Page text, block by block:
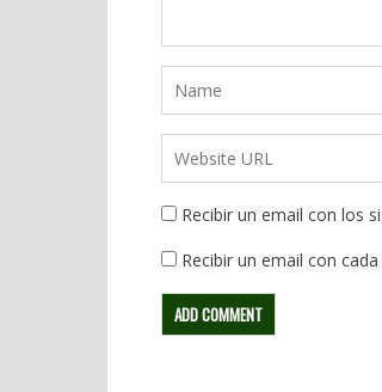
Recibir un email con los
Recibir un email con